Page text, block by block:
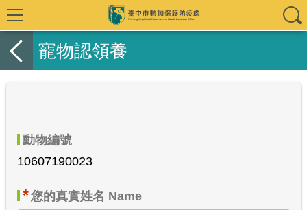
寵物認領養
動物編號
10607190023
*您的真實姓名 Name